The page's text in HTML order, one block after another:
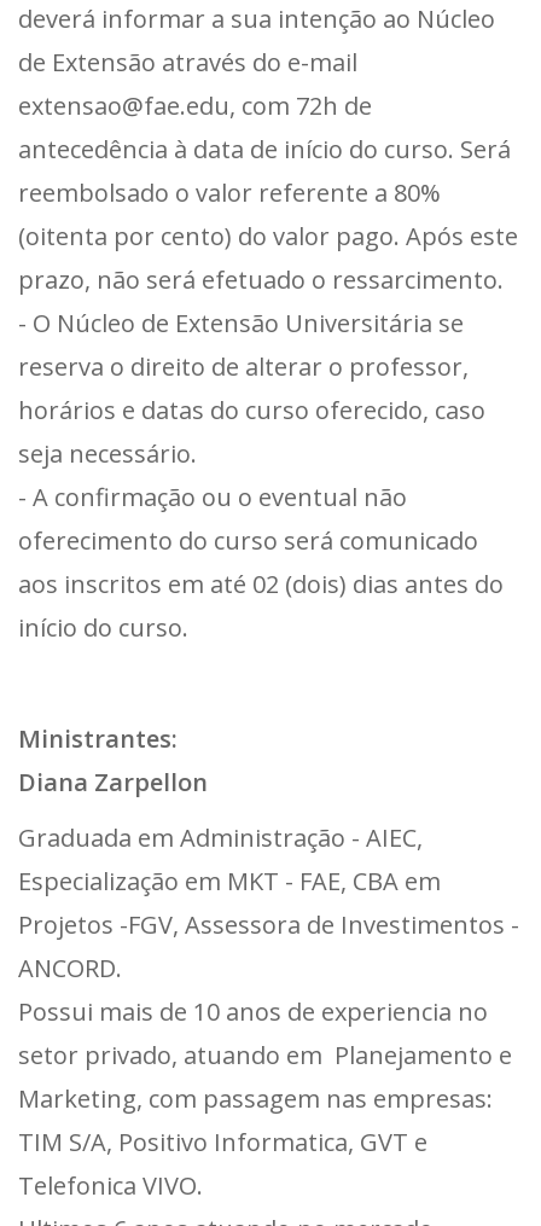
deverá informar a sua intenção ao Núcleo
de Extensão através do e-mail
extensao@fae.edu, com 72h de
antecedência à data de início do curso. Será
reembolsado o valor referente a 80%
(oitenta por cento) do valor pago. Após este
prazo, não será efetuado o ressarcimento.
- O Núcleo de Extensão Universitária se
reserva o direito de alterar o professor,
horários e datas do curso oferecido, caso
seja necessário.
- A confirmação ou o eventual não
oferecimento do curso será comunicado
aos inscritos em até 02 (dois) dias antes do
início do curso.
Ministrantes:
Diana Zarpellon
Graduada em Administração - AIEC,
Especialização em MKT - FAE, CBA em
Projetos -FGV, Assessora de Investimentos -
ANCORD.
Possui mais de 10 anos de experiencia no
setor privado, atuando em Planejamento e
Marketing, com passagem nas empresas:
TIM S/A, Positivo Informatica, GVT e
Telefonica VIVO.